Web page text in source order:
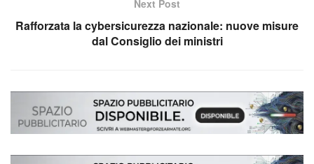
Next Post
Rafforzata la cybersicurezza nazionale: nuove misure
dal Consiglio dei ministri